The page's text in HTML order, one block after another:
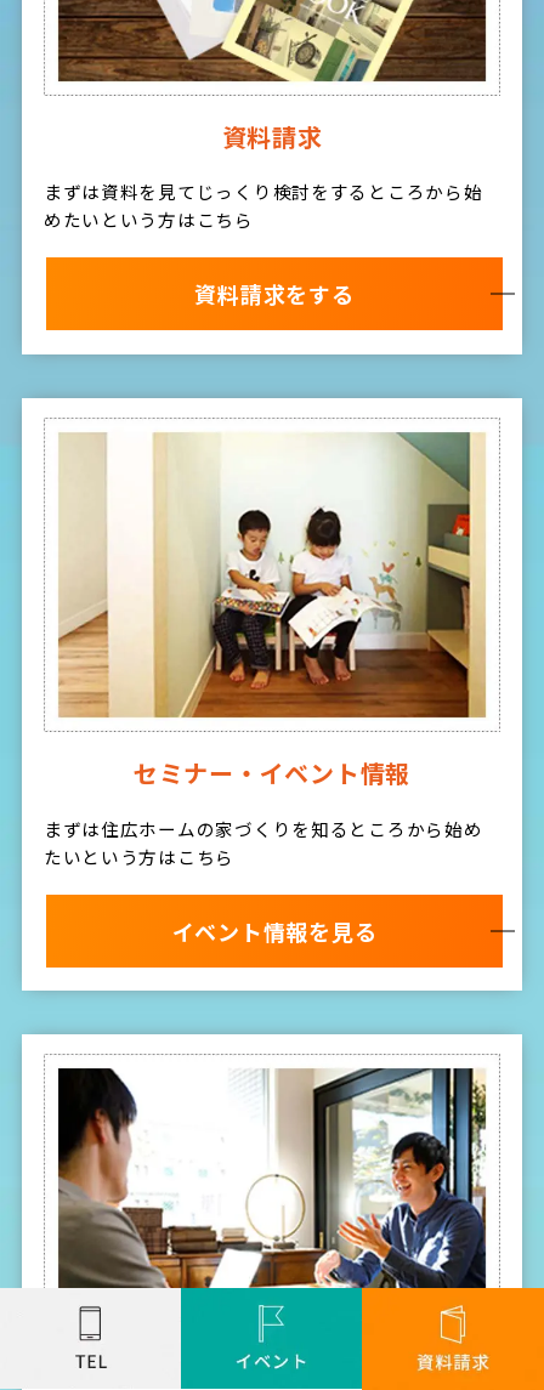
資料請求
まずは資料を見てじっくり検討をするところから始
めたいという方はこちら
資料請求をする
セミナー・イベント情報
まずは住広ホームの家づくりを知るところから始め
たいという方はこちら
イベント情報を見る